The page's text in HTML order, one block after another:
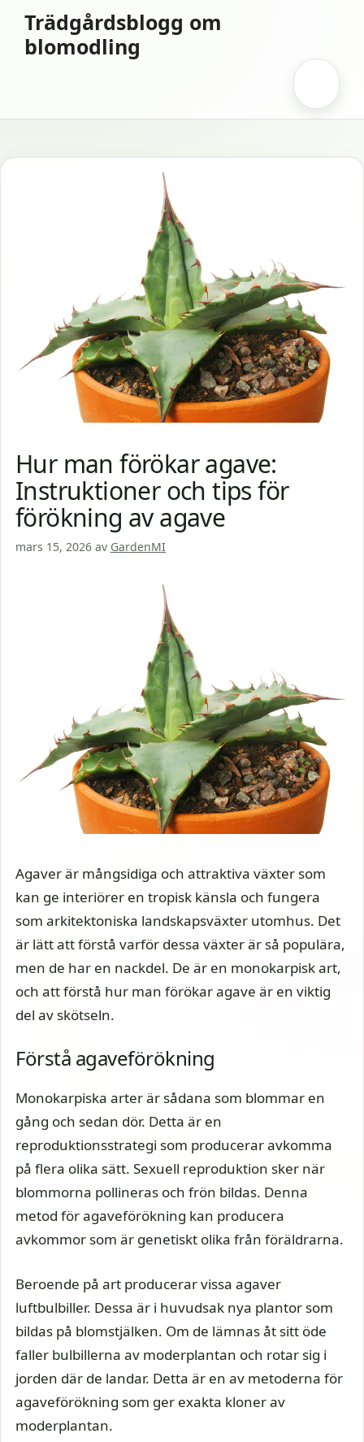
innehåll
Trädgårdsblogg om
blomodling
Hur man förökar agave:
Instruktioner och tips för
förökning av agave
mars 15, 2026 av GardenMI
Agaver är mångsidiga och attraktiva växter som
kan ge interiörer en tropisk känsla och fungera
som arkitektoniska landskapsväxter utomhus. Det
är lätt att förstå varför dessa växter är så populära,
men de har en nackdel. De är en monokarpisk art,
och att förstå hur man förökar agave är en viktig
del av skötseln.
Förstå agaveförökning
Monokarpiska arter är sådana som blommar en
gång och sedan dör. Detta är en
reproduktionsstrategi som producerar avkomma
på flera olika sätt. Sexuell reproduktion sker när
blommorna pollineras och frön bildas. Denna
metod för agaveförökning kan producera
avkommor som är genetiskt olika från föräldrarna.
Beroende på art producerar vissa agaver
luftbulbiller. Dessa är i huvudsak nya plantor som
bildas på blomstjälken. Om de lämnas åt sitt öde
faller bulbillerna av moderplantan och rotar sig i
jorden där de landar. Detta är en av metoderna för
agaveförökning som ger exakta kloner av
moderplantan.